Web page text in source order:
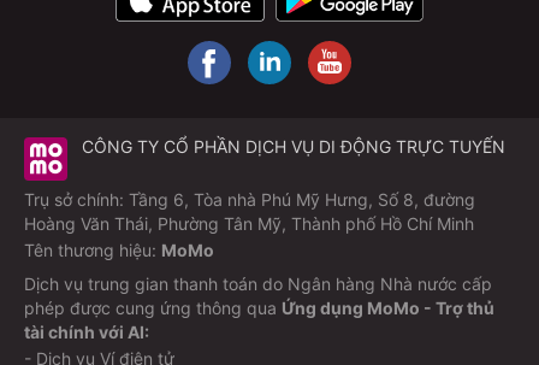
CÔNG TY CỔ PHẦN DỊCH VỤ DI ĐỘNG TRỰC TUYẾN
Trụ sở chính: Tầng 6, Tòa nhà Phú Mỹ Hưng, Số 8, đường
Hoàng Văn Thái, Phường Tân Mỹ, Thành phố Hồ Chí Minh
Tên thương hiệu: MoMo
Dịch vụ trung gian thanh toán do Ngân hàng Nhà nước cấp
phép được cung ứng thông qua Ứng dụng MoMo - Trợ thủ
tài chính với AI:
- Dịch vụ Ví điện tử